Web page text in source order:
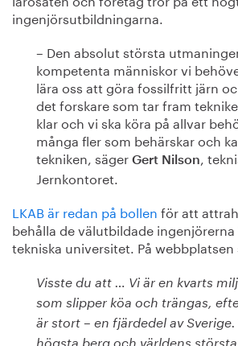
ingenjörsutbildningarna.
– Den absolut största
kompetenta människor vi
lära oss att göra fossilfritt järn
det forskare som tar fram
klar och vi ska köra på allvar
många fler som behärskar och
tekniken, säger Gert Nilson
,
Jernkontoret.
LKAB är redan på bollen för att
behålla de välutbildade
tekniska universitet. På webbplatsen
Visste du att … Vi är en kvarts
som slipper köa och trängas,
är stort – en fjärdedel av